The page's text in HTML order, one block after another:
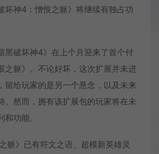
坏神4：憎恨之躯》将继续有独占功
黑破坏神4》在上个月迎来了首个付
之躯》。不论好坏，这次扩展并未进
留给玩家的是另一个悬念，以及未来
。然而，拥有该扩展包的玩家将在未
功能。
躯》已有符文之语、超模新英雄灵